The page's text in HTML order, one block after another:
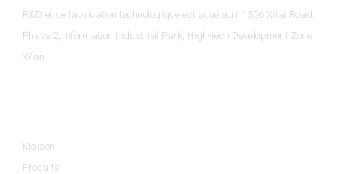
R&D et de fabrication technologique est situé au n° 526 Xitai Road,
Phase 2, Information Industrial Park, High-tech Development Zone,
Xi'an.
Maison
Produits